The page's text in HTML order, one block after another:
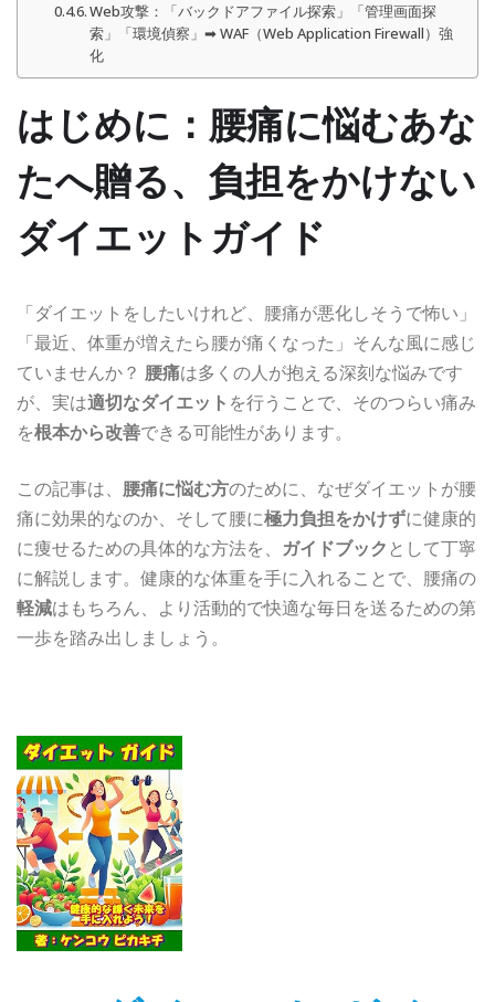
Web攻撃：「バックドアファイル探索」「管理画面探
索」「環境偵察」➡ WAF（Web Application Firewall）強
化
はじめに： 腰痛に悩むあな
たへ贈る、 負担をかけない
ダイエットガイド
「ダイエットをしたいけれど、腰痛が悪化しそうで怖い」
「最近、体重が増えたら腰が痛くなった」そんな風に感じ
ていませんか？ 腰痛は多くの人が抱える深刻な悩みです
が、実は適切なダイエット を行うことで、そのつらい痛み
を根本から改善できる可能性があります。
この記事は、 腰痛に悩む方のために、なぜダイエットが腰
痛に効果的なのか、そして腰に極力負担をかけずに健康的
に痩せるための具体的な方法を、 ガイドブック として丁寧
に解説します。健康的な体重を手に入れることで、腰痛の
軽減はもちろん、より活動的で快適な毎日を送るための第
一歩を踏み出しましょう。